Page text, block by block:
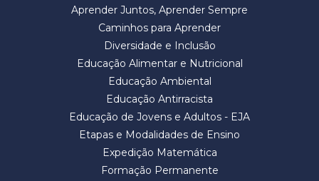
Aprender Juntos, Aprender Sempre
Caminhos para Aprender
Diversidade e Inclusão
Educação Alimentar e Nutricional
Educação Ambiental
Educação Antirracista
Educação de Jovens e Adultos - EJA
Etapas e Modalidades de Ensino
Expedição Matemática
Formação Permanente